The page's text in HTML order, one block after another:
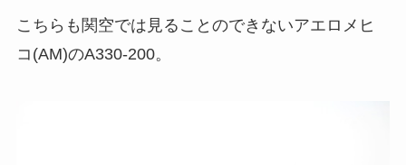
こちらも関空では見ることのできないアエロメヒ
コ(AM)のA330-200。